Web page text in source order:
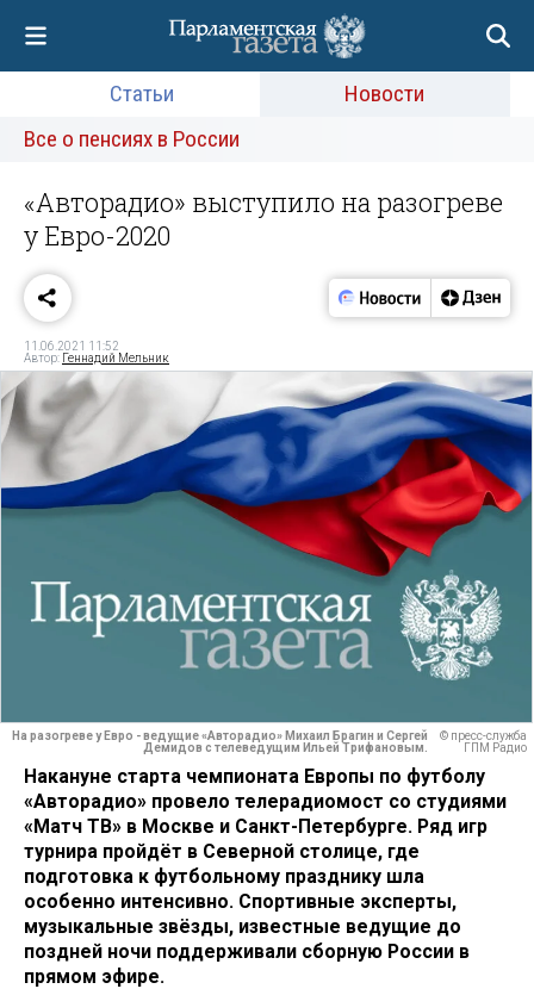
Статьи
Новости
Все о пенсиях в России
«Авторадио» выступило на разогреве
у Евро-2020
11.06.2021 11:52
Автор: Геннадий Мельник
На разогреве у Евро - ведущие «Авторадио» Михаил Брагин и Сергей
Демидов с телеведущим Ильей Трифановым.
© пресс-служба
ГПМ Радио
Накануне старта чемпионата Европы по футболу
«Авторадио» провело телерадиомост со студиями
«Матч ТВ» в Москве и Санкт-Петербурге. Ряд игр
турнира пройдёт в Северной столице, где
подготовка к футбольному празднику шла
особенно интенсивно. Спортивные эксперты,
музыкальные звёзды, известные ведущие до
поздней ночи поддерживали сборную России в
прямом эфире.